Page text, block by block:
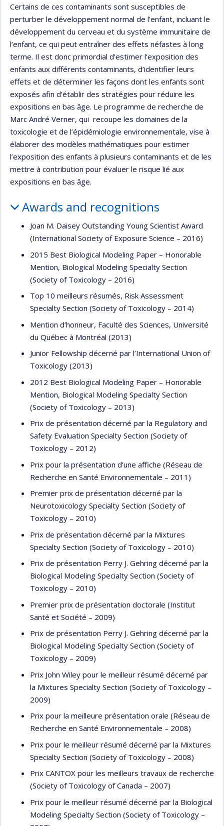
Certains de ces contaminants sont susceptibles de
perturber le développement normal de l’enfant, incluant le
développement du cerveau et du système immunitaire de
l’enfant, ce qui peut entraîner des effets néfastes à long
terme. Il est donc primordial d’estimer l’exposition des
enfants aux différents contaminants, d’identifier leurs
effets et de déterminer les façons dont les enfants sont
exposés afin d’établir des stratégies pour réduire les
expositions en bas âge. Le programme de recherche de
Marc André Verner, qui recoupe les domaines de la
toxicologie et de l’épidémiologie environnementale, vise à
élaborer des modèles mathématiques pour estimer
l’exposition des enfants à plusieurs contaminants et de les
mettre à contribution pour évaluer le risque lié aux
expositions en bas âge.
Awards and recognitions
Joan M. Daisey Outstanding Young Scientist Award
(International Society of Exposure Science – 2016)
2015 Best Biological Modeling Paper – Honorable
Mention, Biological Modeling Specialty Section
(Society of Toxicology – 2016)
Top 10 meilleurs résumés, Risk Assessment
Specialty Section (Society of Toxicology – 2014)
Mention d’honneur, Faculté des Sciences, Université
du Québec à Montréal (2013)
Junior Fellowship décerné par l’International Union of
Toxicology (2013)
2012 Best Biological Modeling Paper – Honorable
Mention, Biological Modeling Specialty Section
(Society of Toxicology – 2013)
Prix de présentation décerné par la Regulatory and
Safety Evaluation Specialty Section (Society of
Toxicology – 2012)
Prix pour la présentation d’une affiche (Réseau de
Recherche en Santé Environnementale – 2011)
Premier prix de présentation décerné par la
Neurotoxicology Specialty Section (Society of
Toxicology – 2010)
Prix de présentation décerné par la Mixtures
Specialty Section (Society of Toxicology – 2010)
Prix de présentation Perry J. Gehring décerné par la
Biological Modeling Specialty Section (Society of
Toxicology – 2010)
Premier prix de présentation doctorale (Institut
Santé et Société – 2009)
Prix de présentation Perry J. Gehring décerné par la
Biological Modeling Specialty Section (Society of
Toxicology – 2009)
Prix John Wiley pour le meilleur résumé décerné par
la Mixtures Specialty Section (Society of Toxicology –
2009)
Prix pour la meilleure présentation orale (Réseau de
Recherche en Santé Environnementale – 2008)
Prix pour le meilleur résumé décerné par la Mixtures
Specialty Section (Society of Toxicology – 2008)
Prix CANTOX pour les meilleurs travaux de recherche
(Society of Toxicology of Canada – 2007)
Prix pour le meilleur résumé décerné par la Biological
Modeling Specialty Section (Society of Toxicology –